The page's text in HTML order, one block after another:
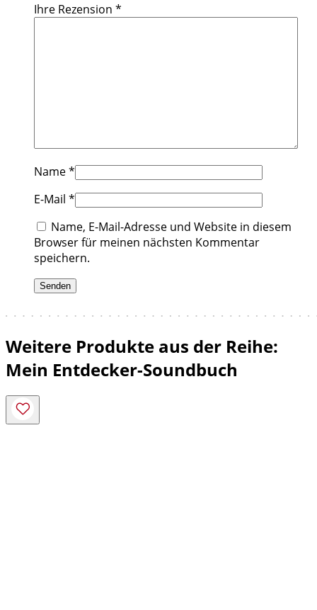
Ihre Rezension *
Name*
E-Mail *
Name, E-Mail-Adresse und Website in diesem
Browser für meinen nächsten Kommentar
speichern.
Weitere Produkte aus der Reihe:
Mein Entdecker-Soundbuch